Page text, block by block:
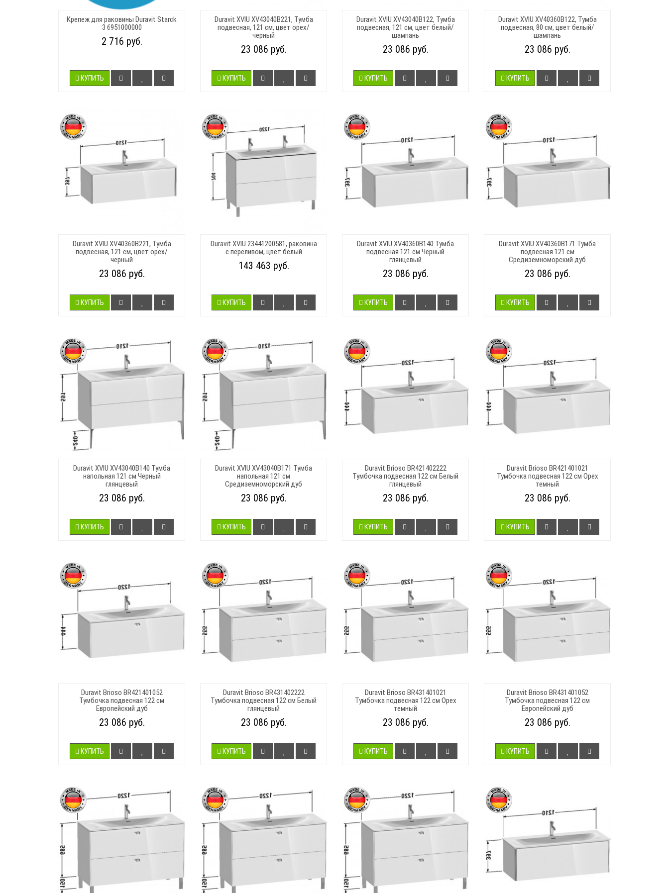
Крепеж для раковины Duravit Starck
3 6951000000
2 716 руб.
КУПИТЬ
Duravit XVIU XV43040B221, Тумба
подвесная, 121 см, цвет орех/
черный
23 086 руб.
КУПИТЬ
Duravit XVIU XV43040B122, Тумба
подвесная, 121 см, цвет белый/
шампань
23 086 руб.
КУПИТЬ
Duravit XVIU XV40360B122, Тумба
подвесная, 80 см, цвет белый/
шампань
23 086 руб.
КУПИТЬ
Duravit XVIU XV40360B221, Тумба
подвесная, 121 см, цвет орех/
черный
23 086 руб.
КУПИТЬ
Duravit XVIU 23441200581, раковина
с переливом, цвет белый
143 463 руб.
КУПИТЬ
Duravit XVIU XV40360B140 Тумба
подвесная 121 см Черный
глянцевый
23 086 руб.
КУПИТЬ
Duravit XVIU XV40360B171 Тумба
подвесная 121 см
Средиземноморский дуб
23 086 руб.
КУПИТЬ
Duravit XVIU XV43040B140 Тумба
напольная 121 см Черный
глянцевый
23 086 руб.
КУПИТЬ
Duravit XVIU XV43040B171 Тумба
напольная 121 см
Средиземноморский дуб
23 086 руб.
КУПИТЬ
Duravit Brioso BR421402222
Тумбочка подвесная 122 см Белый
глянцевый
23 086 руб.
КУПИТЬ
Duravit Brioso BR421401021
Тумбочка подвесная 122 см Орех
темный
23 086 руб.
КУПИТЬ
Duravit Brioso BR421401052
Тумбочка подвесная 122 см
Европейский дуб
23 086 руб.
КУПИТЬ
Duravit Brioso BR431402222
Тумбочка подвесная 122 см Белый
глянцевый
23 086 руб.
КУПИТЬ
Duravit Brioso BR431401021
Тумбочка подвесная 122 см Орех
темный
23 086 руб.
КУПИТЬ
Duravit Brioso BR431401052
Тумбочка подвесная 122 см
Европейский дуб
23 086 руб.
КУПИТЬ